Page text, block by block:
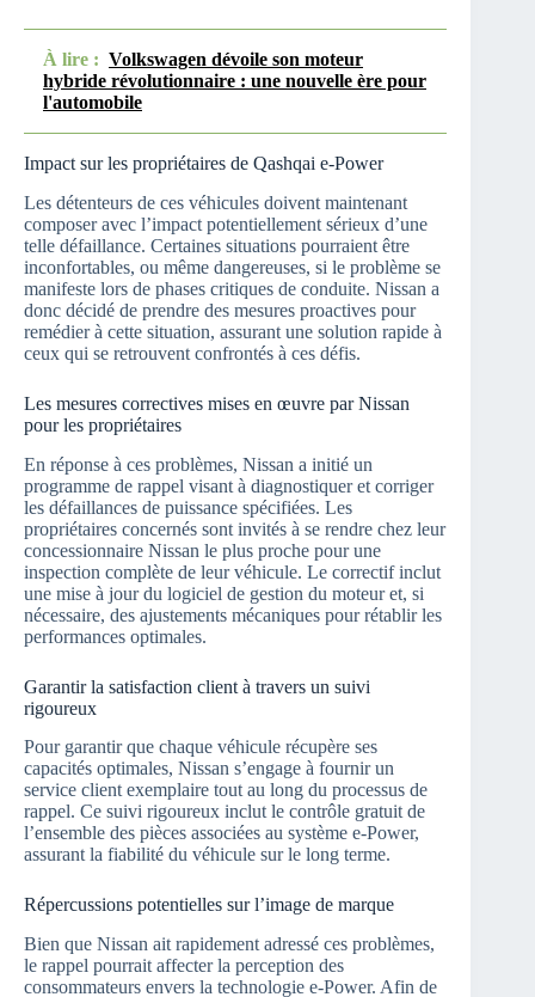
À lire : Volkswagen dévoile son moteur
hybride révolutionnaire : une nouvelle ère pour
l'automobile
Impact sur les propriétaires de Qashqai e-Power
Les détenteurs de ces véhicules doivent maintenant
composer avec l’impact potentiellement sérieux d’une
telle défaillance. Certaines situations pourraient être
inconfortables, ou même dangereuses, si le problème se
manifeste lors de phases critiques de conduite. Nissan a
donc décidé de prendre des mesures proactives pour
remédier à cette situation, assurant une solution rapide à
ceux qui se retrouvent confrontés à ces défis.
Les mesures correctives mises en œuvre par Nissan
pour les propriétaires
En réponse à ces problèmes, Nissan a initié un
programme de rappel visant à diagnostiquer et corriger
les défaillances de puissance spécifiées. Les
propriétaires concernés sont invités à se rendre chez leur
concessionnaire Nissan le plus proche pour une
inspection complète de leur véhicule. Le correctif inclut
une mise à jour du logiciel de gestion du moteur et, si
nécessaire, des ajustements mécaniques pour rétablir les
performances optimales.
Garantir la satisfaction client à travers un suivi
rigoureux
Pour garantir que chaque véhicule récupère ses
capacités optimales, Nissan s’engage à fournir un
service client exemplaire tout au long du processus de
rappel. Ce suivi rigoureux inclut le contrôle gratuit de
l’ensemble des pièces associées au système e-Power,
assurant la fiabilité du véhicule sur le long terme.
Répercussions potentielles sur l’image de marque
Bien que Nissan ait rapidement adressé ces problèmes,
le rappel pourrait affecter la perception des
consommateurs envers la technologie e-Power. Afin de